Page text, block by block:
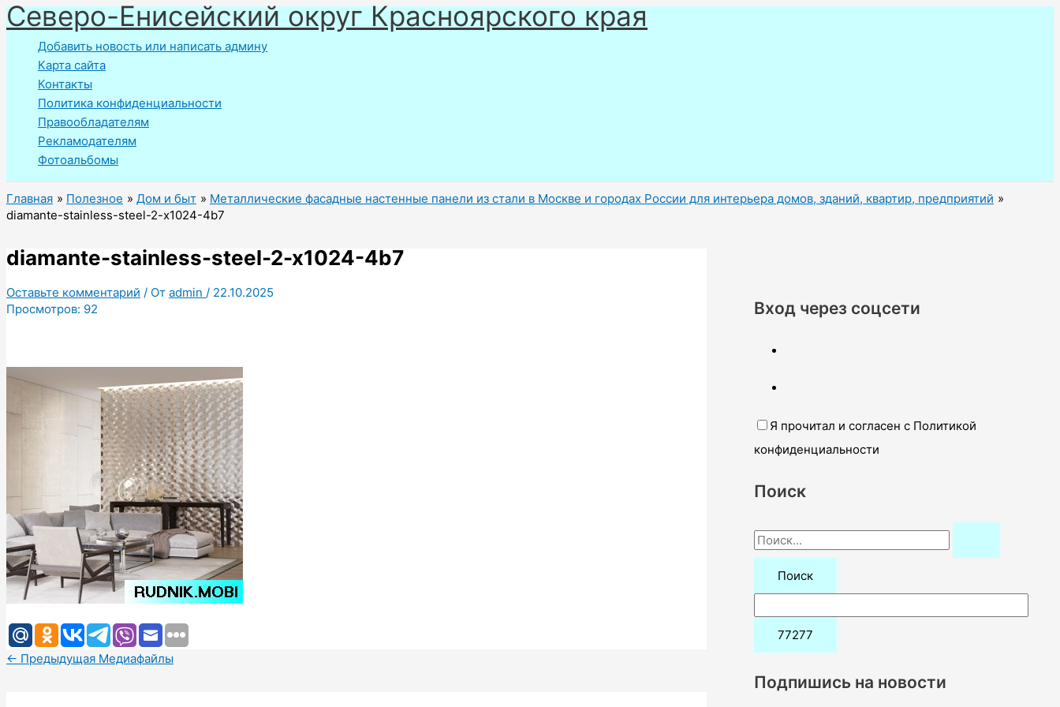
Перейти
к
содержимому
Северо-Енисейский округ Красноярского края
Добавить новость или написать админу
Карта сайта
Контакты
Политика конфиденциальности
Правообладателям
Рекламодателям
Фотоальбомы
Главная Полезное Дом и быт
Металлические фасадные настенные панели из стали в Москве и городах России для интерьера домов, зданий, квартир, предприятий
diamante-stainless-steel-2-x1024-4b7
diamante-stainless-steel-2-x1024-4b7
Оставьте комментарий / От admin / 22.10.2025
Просмотров: 92
← Предыдущая Медиафайлы
Вход через соцсети
Я прочитал и согласен с Политикой
конфиденциальности
Поиск
П
о
:
Подпишись на новости